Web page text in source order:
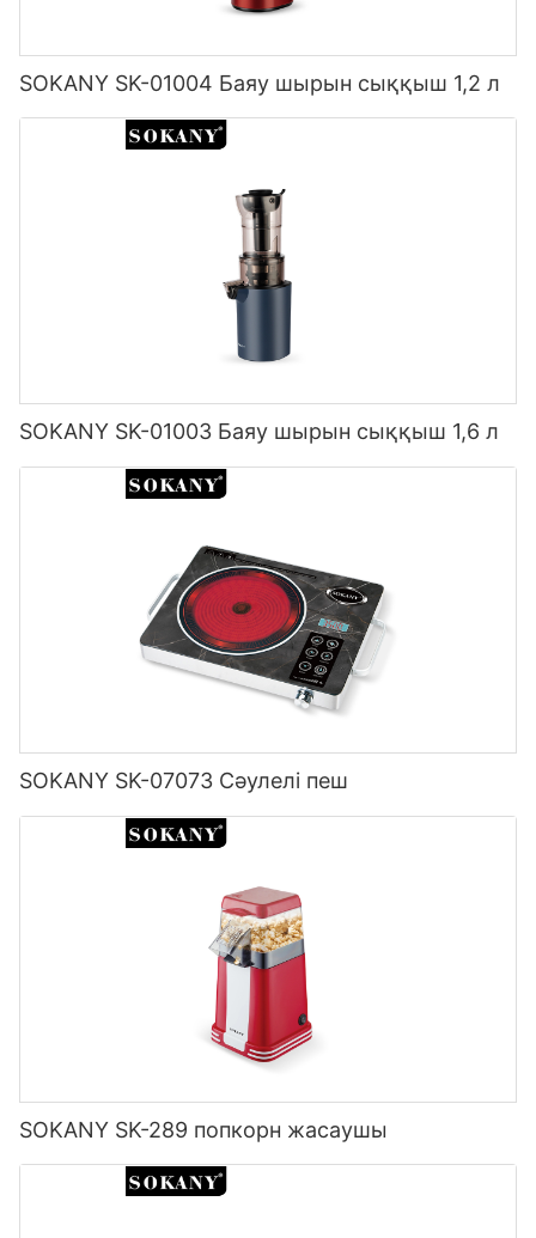
SOKANY SK-01004 Баяу шырын сыққыш 1,2 л
SOKANY SK-01003 Баяу шырын сыққыш 1,6 л
SOKANY SK-07073 Сәулелі пеш
SOKANY SK-289 попкорн жасаушы